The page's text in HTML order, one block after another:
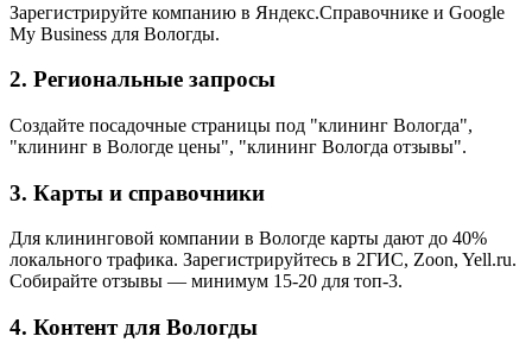
Зарегистрируйте компанию в Яндекс.Справочнике и Google
My Business для Вологды.
2. Региональные запросы
Создайте посадочные страницы под "клининг Вологда",
"клининг в Вологде цены", "клининг Вологда отзывы".
3. Карты и справочники
Для клининговой компании в Вологде карты дают до 40%
локального трафика. Зарегистрируйтесь в 2ГИС, Zoon, Yell.ru.
Собирайте отзывы — минимум 15-20 для топ-3.
4. Контент для Вологды